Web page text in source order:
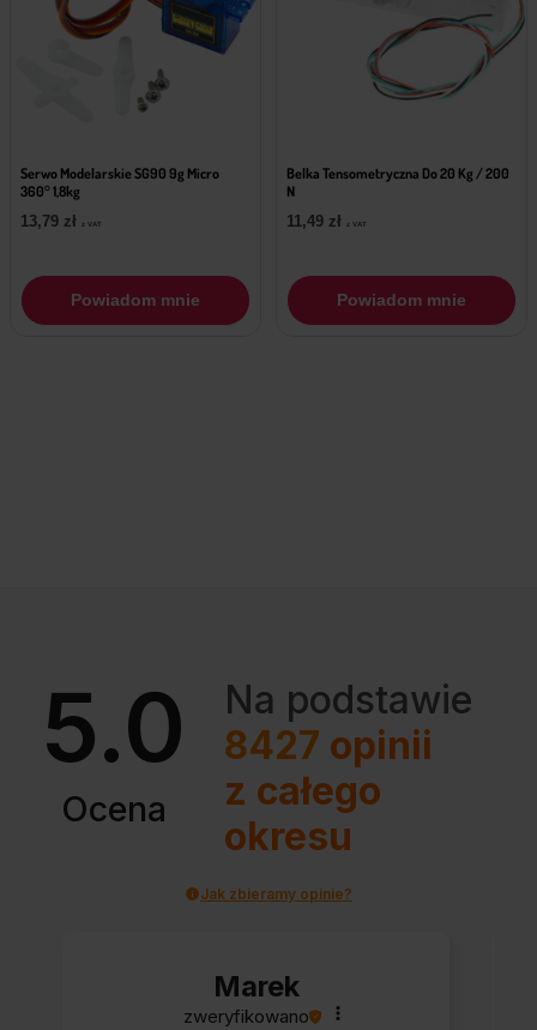
Serwo Modelarskie SG90 9g Micro
360° 1,8kg
13,79 zł z VAT
Powiadom mnie
Belka Tensometryczna Do 20 Kg / 200
N
11,49 zł z VAT
Powiadom mnie
5.0
Ocena
Na podstawie
8427 opinii
z całego
okresu
Jak zbieramy opinie?
Marek
zweryfikowano